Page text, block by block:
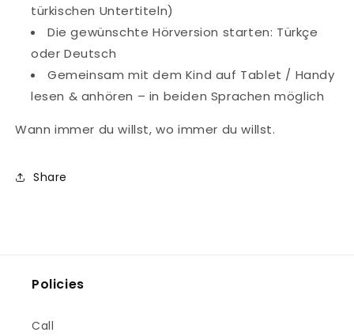
türkischen Untertiteln)
Die gewünschte Hörversion starten: Türkçe
oder Deutsch
Gemeinsam mit dem Kind auf Tablet / Handy
lesen & anhören – in beiden Sprachen möglich
Wann immer du willst, wo immer du willst.
Share
Policies
Call